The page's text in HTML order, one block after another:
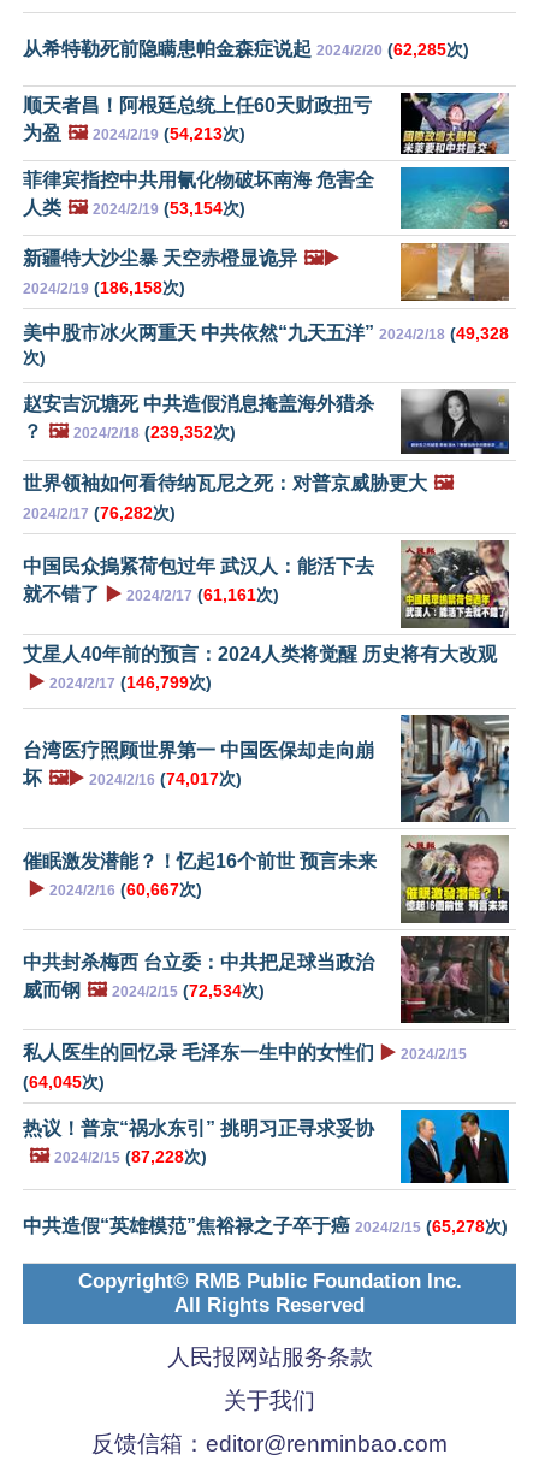
从希特勒死前隐瞒患帕金森症说起 2024/2/20 (62,285次)
顺天者昌！阿根廷总统上任60天财政扭亏
为盈 🖼️ 2024/2/19 (54,213次)
菲律宾指控中共用氰化物破坏南海 危害全
人类 🖼️ 2024/2/19 (53,154次)
新疆特大沙尘暴 天空赤橙显诡异 🖼️▶️
2024/2/19 (186,158次)
美中股市冰火两重天 中共依然“九天五洋” 2024/2/18 (49,328
次)
赵安吉沉塘死 中共造假消息掩盖海外猎杀
？ 🖼️ 2024/2/18 (239,352次)
世界领袖如何看待纳瓦尼之死：对普京威胁更大 🖼️
2024/2/17 (76,282次)
中国民众摀紧荷包过年 武汉人：能活下去
就不错了 ▶️ 2024/2/17 (61,161次)
艾星人40年前的预言：2024人类将觉醒 历史将有大改观
▶️ 2024/2/17 (146,799次)
台湾医疗照顾世界第一 中国医保却走向崩
坏 🖼️▶️ 2024/2/16 (74,017次)
催眠激发潜能？！忆起16个前世 预言未来
▶️ 2024/2/16 (60,667次)
中共封杀梅西 台立委：中共把足球当政治
威而钢 🖼️ 2024/2/15 (72,534次)
私人医生的回忆录 毛泽东一生中的女性们 ▶️ 2024/2/15
(64,045次)
热议！普京“祸水东引” 挑明习正寻求妥协
🖼️ 2024/2/15 (87,228次)
中共造假“英雄模范”焦裕禄之子卒于癌 2024/2/15 (65,278次)
Copyright© RMB Public Foundation Inc.
All Rights Reserved
人民报网站服务条款
关于我们
反馈信箱： editor@renminbao.com